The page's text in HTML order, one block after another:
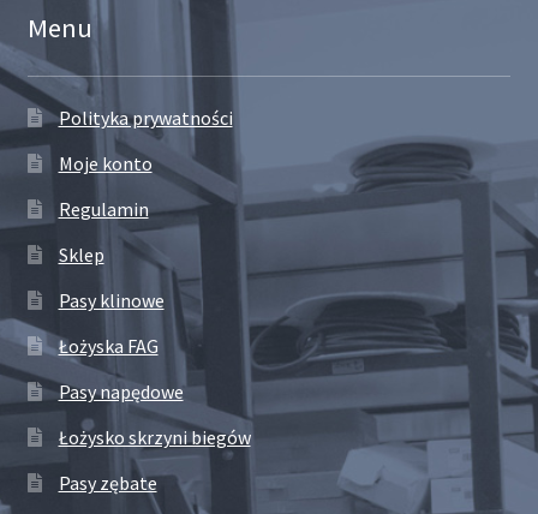
Menu
Polityka prywatności
Moje konto
Regulamin
Sklep
Pasy klinowe
Łożyska FAG
Pasy napędowe
Łożysko skrzyni biegów
Pasy zębate